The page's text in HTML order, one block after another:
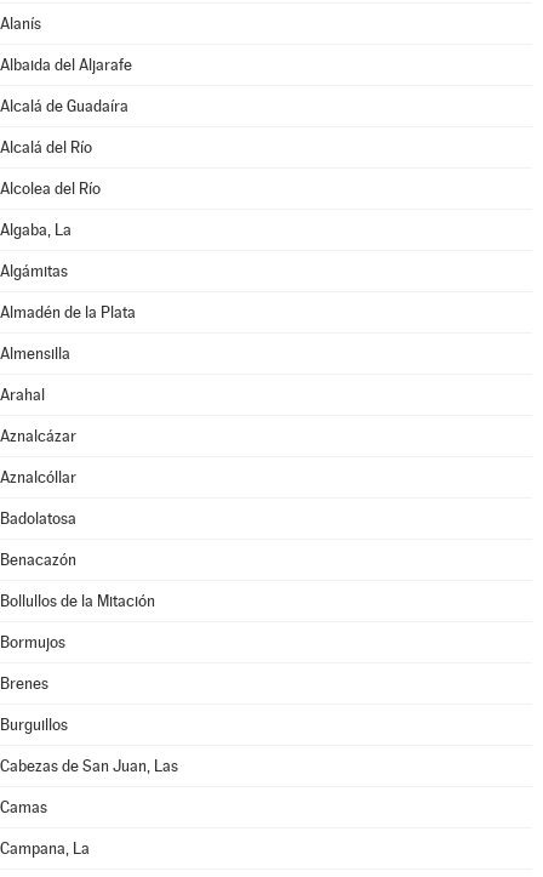
Alanís
Albaida del Aljarafe
Alcalá de Guadaíra
Alcalá del Río
Alcolea del Río
Algaba, La
Algámitas
Almadén de la Plata
Almensilla
Arahal
Aznalcázar
Aznalcóllar
Badolatosa
Benacazón
Bollullos de la Mitación
Bormujos
Brenes
Burguillos
Cabezas de San Juan, Las
Camas
Campana, La